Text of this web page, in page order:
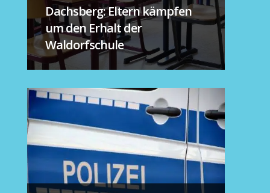
Dachsberg: Eltern kämpfen
um den Erhalt der
Waldorfschule